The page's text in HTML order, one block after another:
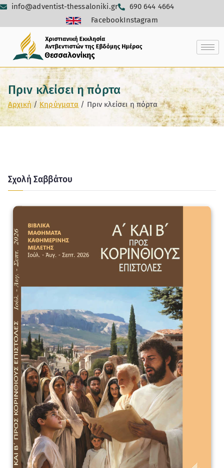
info@adventist-thessaloniki.gr
690 644 4664
FacebookInstagram
Πριν κλείσει η πόρτα
Αρχική Κηρύγματα Πριν κλείσει η πόρτα
Σχολή Σαββάτου